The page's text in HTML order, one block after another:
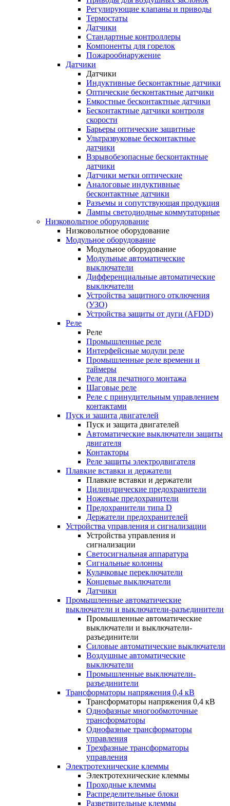
Регулирующие клапаны и приводы
Термостаты
Датчики
Стандартные контроллеры
Компоненты для горелок
Пожарообнаружение
Датчики
Датчики
Индуктивные бесконтактные датчики
Оптические бесконтактные датчики
Емкостные бесконтактные датчики
Бесконтактные датчики контроля
скорости
Барьеры оптические защитные
Ультразвуковые бесконтактные
датчики
Взрывобезопасные бесконтактные
датчики
Датчики метки оптические
Аналоговые индуктивные
бесконтактные датчики
Разъемы и сопутствующая продукция
Лампы светодиодные коммутаторные
Низковольтное оборудование
Низковольтное оборудование
Модульное оборудование
Модульное оборудование
Модульные автоматические
выключатели
Дифференциальные автоматические
выключатели
Устройства защитного отключения
(УЗО)
Устройства защиты от дуги (AFDD)
Реле
Реле
Промышленные реле
Интерфейсные модули реле
Промышленные реле времени и
таймеры
Реле для печатного монтажа
Шаговые реле
Реле с принудительным управлением
контактами
Пуск и защита двигателей
Пуск и защита двигателей
Автоматические выключатели защиты
двигателя
Контакторы
Реле защиты электродвигателя
Плавкие вставки и держатели
Плавкие вставки и держатели
Цилиндрические предохранители
Ножевые предохранители
Предохранители типа D
Держатели предохранителей
Устройства управления и сигнализации
Устройства управления и
сигнализации
Светосигнальная аппаратура
Сигнальные колонны
Кулачковые переключатели
Концевые выключатели
Датчики
Промышленные автоматические
выключатели и выключатели-разъединители
Промышленные автоматические
выключатели и выключатели-
разъединители
Силовые автоматические выключатели
Воздушные автоматические
выключатели
Промышленные выключатели-
разъединители
Трансформаторы напряжения 0,4 кВ
Трансформаторы напряжения 0,4 кВ
Однофазные многообмоточные
трансформаторы
Однофазные трансформаторы
управления
Трехфазные трансформаторы
управления
Электротехнические клеммы
Электротехнические клеммы
Проходные клеммы
Распределительные блоки
Разветвительные клеммы